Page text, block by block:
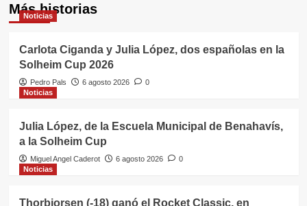
Más historias
Noticias
Carlota Ciganda y Julia López, dos españolas en la
Solheim Cup 2026
Pedro Pals 6 agosto 2026
0
Noticias
Julia López, de la Escuela Municipal de Benahavís,
a la Solheim Cup
Miguel Angel Caderot 6 agosto 2026
0
Noticias
Thorbjorsen (-18) ganó el Rocket Classic, en